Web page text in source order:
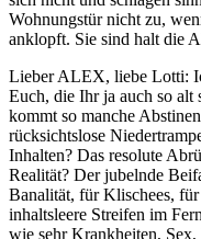
Wohnungstür nicht zu,
anklopft. Sie sind halt die
Lieber ALEX, liebe Lotti:
Euch, die Ihr ja auch so alt
kommt so manche
rücksichtslose
Inhalten? Das resolute
Realität? Der jubelnde
Banalität, für Klischees, für
inhaltsleere Streifen im
wie sehr Krankheiten, Sex,